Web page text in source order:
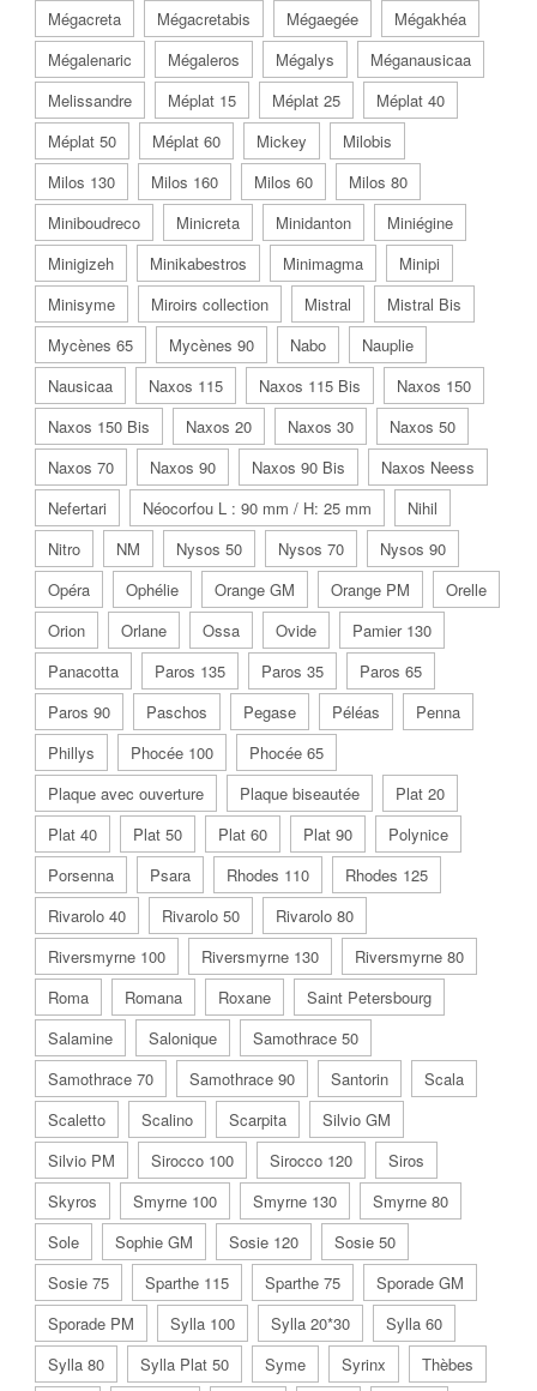
Mégacreta
Mégacretabis Mégaegée
Mégakhéa
Mégalenaric
Mégaleros Mégalys
Méganausicaa
Melissandre
Méplat 15 Méplat 25
Méplat 40
Méplat 50
Méplat 60 Mickey
Milobis
Milos 130
Milos 160 Milos 60
Milos 80
Miniboudreco
Minicreta Minidanton
Miniégine
Minigizeh
Minikabestros Minimagma
Minipi
Minisyme
Miroirs collection Mistral
Mistral Bis
Mycènes 65
Mycènes 90 Nabo
Nauplie
Nausicaa
Naxos 115 Naxos 115 Bis
Naxos 150
Naxos 150 Bis
Naxos 20 Naxos 30
Naxos 50
Naxos 70
Naxos 90 Naxos 90 Bis
Naxos Neess
Nefertari
Néocorfou L : 90 mm / H: 25 mm
Nihil
Nitro
NM Nysos 50 Nysos 70
Nysos 90
Opéra
Ophélie Orange GM Orange PM
Orelle
Orion
Orlane Ossa Ovide
Pamier 130
Panacotta
Paros 135 Paros 35
Paros 65
Paros 90
Paschos Pegase Péléas
Penna
Phillys
Phocée 100
Phocée 65
Plaque avec ouverture
Plaque biseautée
Plat 20
Plat 40
Plat 50 Plat 60 Plat 90
Polynice
Porsenna
Psara Rhodes 110
Rhodes 125
Rivarolo 40
Rivarolo 50
Rivarolo 80
Riversmyrne 100
Riversmyrne 130
Riversmyrne 80
Roma
Romana Roxane
Saint Petersbourg
Salamine
Salonique
Samothrace 50
Samothrace 70
Samothrace 90 Santorin
Scala
Scaletto
Scalino Scarpita
Silvio GM
Silvio PM
Sirocco 100 Sirocco 120
Siros
Skyros
Smyrne 100 Smyrne 130
Smyrne 80
Sole
Sophie GM Sosie 120
Sosie 50
Sosie 75
Sparthe 115 Sparthe 75
Sporade GM
Sporade PM
Sylla 100 Sylla 20*30
Sylla 60
Sylla 80
Sylla Plat 50 Syme Syrinx
Thèbes